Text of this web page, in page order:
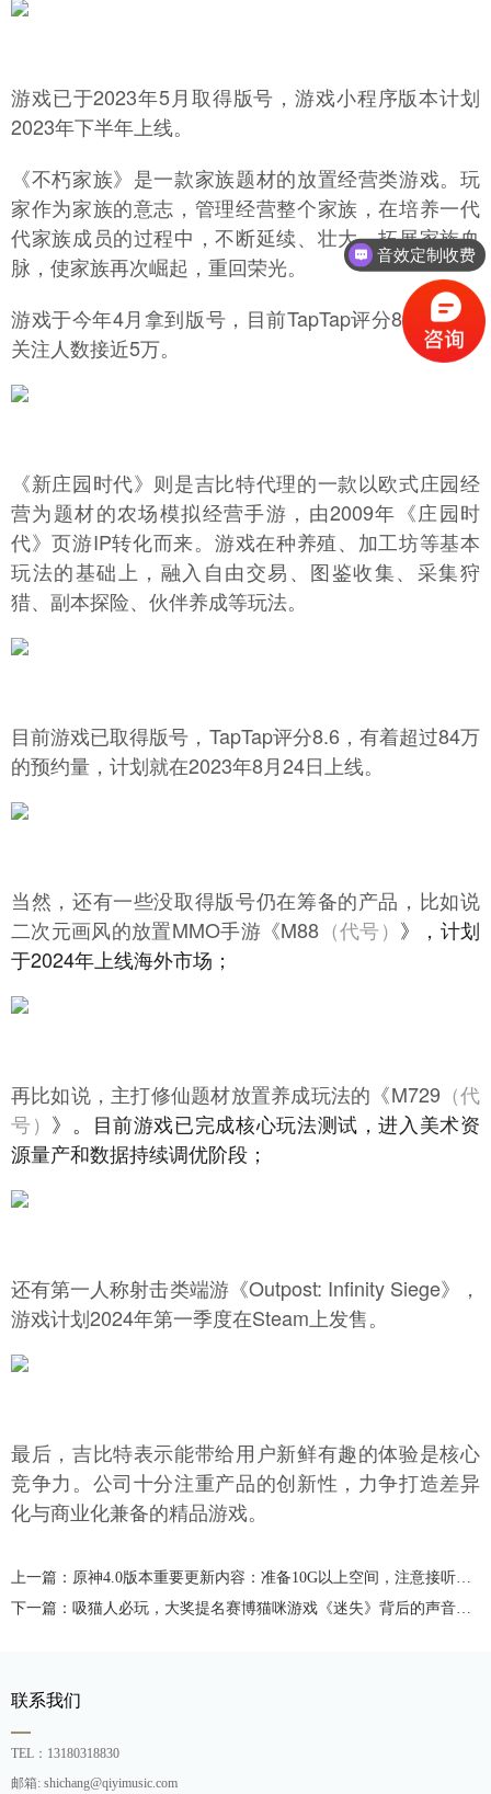
游戏已于2023年5月取得版号，游戏小程序版本计划
2023年下半年上线。
《不朽家族》是一款家族题材的放置经营类游戏。玩
家作为家族的意志，管理经营整个家族，在培养一代
代家族成员的过程中，不断延续、壮大、拓展家族血
脉，使家族再次崛起，重回荣光。
游戏于今年4月拿到版号，目前TapTap评分8.6，预约
关注人数接近5万。
《新庄园时代》则是吉比特代理的一款以欧式庄园经
营为题材的农场模拟经营手游，由2009年《庄园时
代》页游IP转化而来。游戏在种养殖、加工坊等基本
玩法的基础上，融入自由交易、图鉴收集、采集狩
猎、副本探险、伙伴养成等玩法。
目前游戏已取得版号，TapTap评分8.6，有着超过84万
的预约量，计划就在2023年8月24日上线。
当然，还有一些没取得版号仍在筹备的产品，比如说
二次元画风的放置MMO手游《M88 （代号） 》，计划
于2024年上线海外市场；
再比如说，主打修仙题材放置养成玩法的《M729 （代
号） 》。目前游戏已完成核心玩法测试，进入美术资
源量产和数据持续调优阶段；
还有第一人称射击类端游《Outpost: Infinity Siege》，
游戏计划2024年第一季度在Steam上发售。
最后，吉比特表示能带给用户新鲜有趣的体验是核心
竞争力。公司十分注重产品的创新性，力争打造差异
化与商业化兼备的精品游戏。
上一篇：原神4.0版本重要更新内容：准备10G以上空间，注意接听角色来电！
下一篇：吸猫人必玩，大奖提名赛博猫咪游戏《迷失》背后的声音制作
联系我们
TEL：13180318830
邮箱: shichang@qiyimusic.com
音效定制收费